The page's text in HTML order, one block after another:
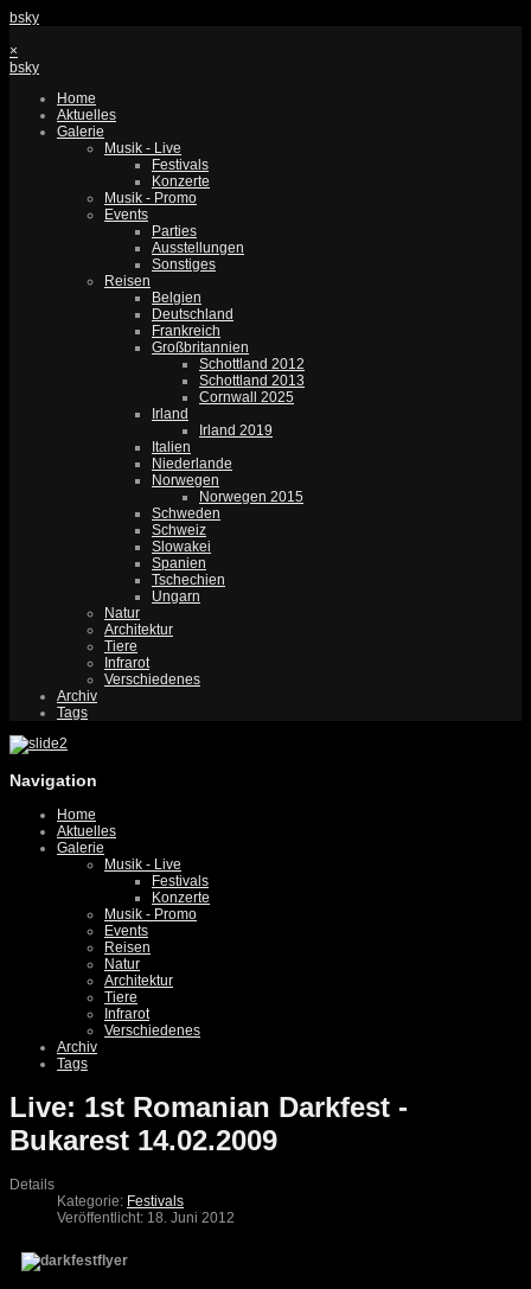
bsky
×
bsky
Home
Aktuelles
Galerie
Musik - Live
Festivals
Konzerte
Musik - Promo
Events
Parties
Ausstellungen
Sonstiges
Reisen
Belgien
Deutschland
Frankreich
Großbritannien
Schottland 2012
Schottland 2013
Cornwall 2025
Irland
Irland 2019
Italien
Niederlande
Norwegen
Norwegen 2015
Schweden
Schweiz
Slowakei
Spanien
Tschechien
Ungarn
Natur
Architektur
Tiere
Infrarot
Verschiedenes
Archiv
Tags
Navigation
Home
Aktuelles
Galerie
Musik - Live
Festivals
Konzerte
Musik - Promo
Events
Reisen
Natur
Architektur
Tiere
Infrarot
Verschiedenes
Archiv
Tags
Live: 1st Romanian Darkfest -
Bukarest 14.02.2009
Details
Kategorie: Festivals
Veröffentlicht: 18. Juni 2012